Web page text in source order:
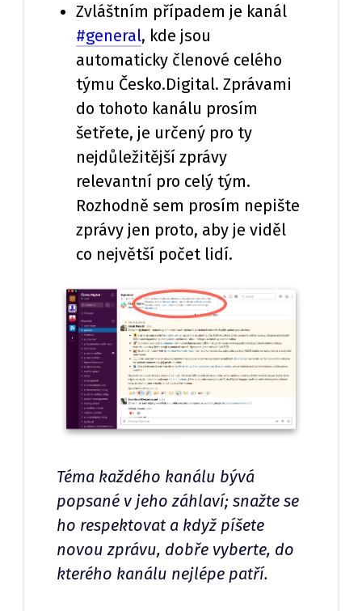
Zvláštním případem je kanál
#general, kde jsou
automaticky členové celého
týmu Česko.Digital. Zprávami
do tohoto kanálu prosím
šetřete, je určený pro ty
nejdůležitější zprávy
relevantní pro celý tým.
Rozhodně sem prosím nepište
zprávy jen proto, aby je viděl
co největší počet lidí.
Téma každého kanálu bývá
popsané v jeho záhlaví; snažte se
ho respektovat a když píšete
novou zprávu, dobře vyberte, do
kterého kanálu nejlépe patří.